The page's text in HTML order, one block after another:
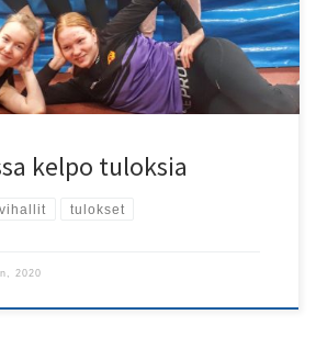
ajan 8,37, […]
kelpo tuloksia
tulokset
2020